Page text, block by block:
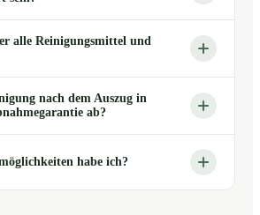
alle Reinigungsmittel und
nach dem Auszug in
ab?
habe ich?